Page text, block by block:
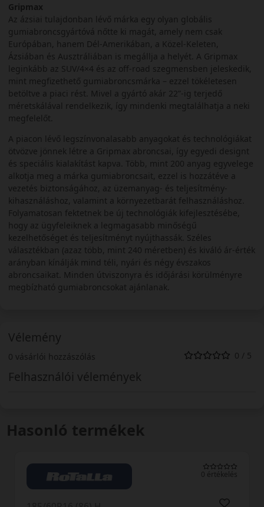
Gripmax
Az ázsiai tulajdonban lévő márka egy olyan globális
gumiabroncsgyártóvá nőtte ki magát, amely nem csak
Európában, hanem Dél-Amerikában, a Közel-Keleten,
Ázsiában és Ausztráliában is megállja a helyét. A Gripmax
leginkább az SUV/4×4 és az off-road szegmensben jeleskedik,
mint megfizethető gumiabroncsmárka – ezzel tökéletesen
betöltve a piaci rést. Mivel a gyártó akár 22”-ig terjedő
méretskálával rendelkezik, így mindenki megtalálhatja a neki
megfelelőt.
A piacon lévő legszínvonalasabb anyagokat és technológiákat
ötvözve jönnek létre a Gripmax abroncsai, így egyedi designt
és speciális kialakítást kapva. Több, mint 200 anyag egyvelege
alkotja meg a márka gumiabroncsait, ezzel is hozzátéve a
vezetés biztonságához, az üzemanyag- és teljesítmény-
kihasználáshoz, valamint a környezetbarát felhasználáshoz.
Folyamatosan fektetnek be új technológiák kifejlesztésébe,
hogy az ügyfeleiknek a legmagasabb minőségű
kezelhetőséget és teljesítményt nyújthassák. Széles
választékban (azaz több, mint 240 méretben) és kiváló ár-érték
arányban kínálják mind téli, nyári és négy évszakos
abroncsaikat. Minden útviszonyra és időjárási körülményre
megbízható gumiabroncsokat ajánlanak.
Vélemény
0 vásárlói hozzászólás 0 / 5
Felhasználói vélemények
Hasonló termékek
0 értékelés